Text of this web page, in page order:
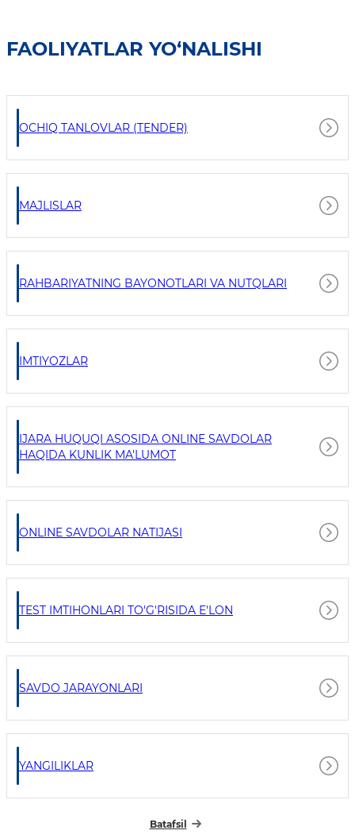
FAOLIYATLAR YO‘NALISHI
OCHIQ TANLOVLAR (TENDER)
MAJLISLAR
RAHBARIYATNING BAYONOTLARI VA NUTQLARI
IMTIYOZLAR
IJARA HUQUQI ASOSIDA ONLINE SAVDOLAR
HAQIDA KUNLIK MA'LUMOT
ONLINE SAVDOLAR NATIJASI
TEST IMTIHONLARI TO'G'RISIDA E'LON
SAVDO JARAYONLARI
YANGILIKLAR
Batafsil